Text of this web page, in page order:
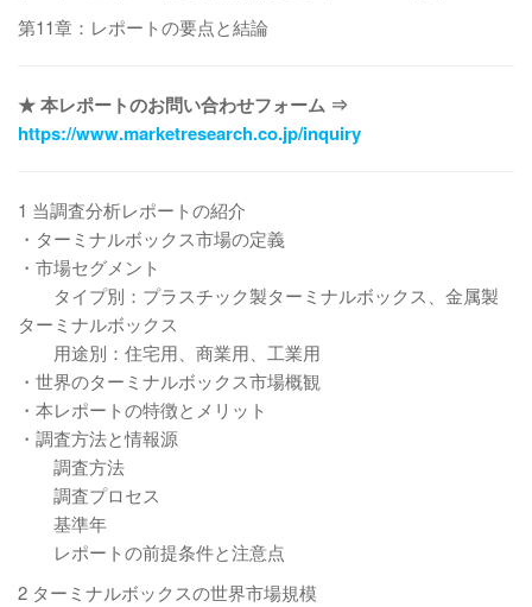
第11章：レポートの要点と結論
★ 本レポートのお問い合わせフォーム ⇒
https://www.marketresearch.co.jp/inquiry
1 当調査分析レポートの紹介
・ターミナルボックス市場の定義
・市場セグメント
タイプ別：プラスチック製ターミナルボックス、金属製
ターミナルボックス
用途別：住宅用、商業用、工業用
・世界のターミナルボックス市場概観
・本レポートの特徴とメリット
・調査方法と情報源
調査方法
調査プロセス
基準年
レポートの前提条件と注意点
2 ターミナルボックスの世界市場規模